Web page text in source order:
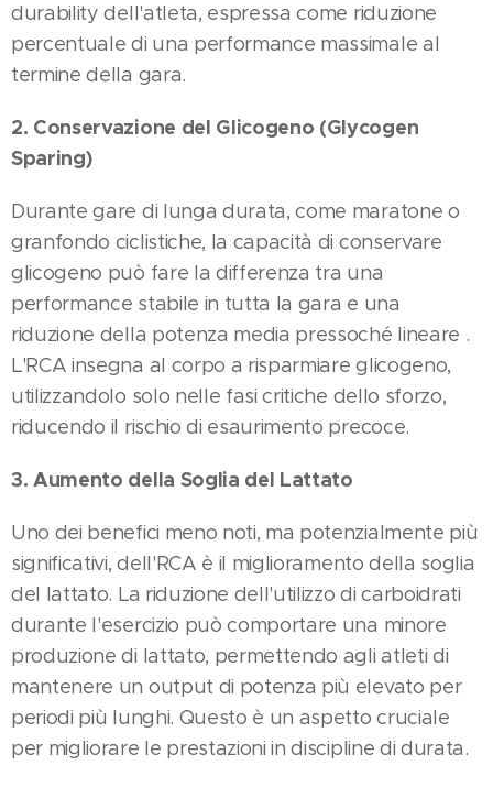
durability dell'atleta, espressa come riduzione
percentuale di una performance massimale al
termine della gara.
2. Conservazione del Glicogeno (Glycogen
Sparing)
Durante gare di lunga durata, come maratone o
granfondo ciclistiche, la capacità di conservare
glicogeno può fare la differenza tra una
performance stabile in tutta la gara e una
riduzione della potenza media pressoché lineare .
L'RCA insegna al corpo a risparmiare glicogeno,
utilizzandolo solo nelle fasi critiche dello sforzo,
riducendo il rischio di esaurimento precoce​.
3. Aumento della Soglia del Lattato
Uno dei benefici meno noti, ma potenzialmente più
significativi, dell'RCA è il miglioramento della soglia
del lattato. La riduzione dell'utilizzo di carboidrati
durante l'esercizio può comportare una minore
produzione di lattato, permettendo agli atleti di
mantenere un output di potenza più elevato per
periodi più lunghi. Questo è un aspetto cruciale
per migliorare le prestazioni in discipline di durata​.